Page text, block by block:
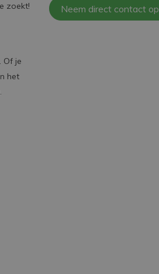
zoekt!
Of je
het
Neem direct contact op